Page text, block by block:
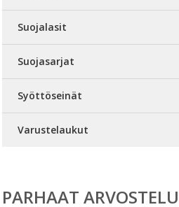
Suojalasit
Suojasarjat
Syöttöseinät
Varustelaukut
PARHAAT